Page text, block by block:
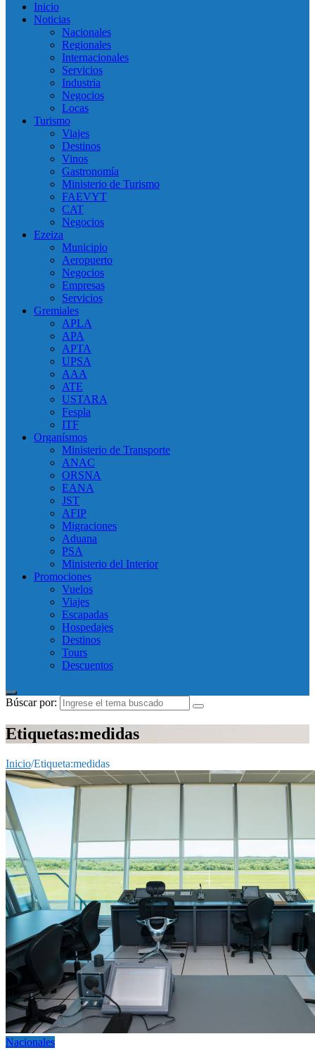
Inicio
Noticias
Nacionales
Regionales
Internacionales
Servicios
Industria
Negocios
Locas
Turismo
Viajes
Destinos
Vinos
Gastronomía
Ministerio de Turismo
FAEVYT
CAT
Negocios
Ezeiza
Municipio
Aeropuerto
Negocios
Empresas
Servicios
Gremiales
APLA
APA
APTA
UPSA
AAA
ATE
USTARA
Fespla
ITF
Organísmos
Ministerio de Transporte
ANAC
ORSNA
EANA
JST
AFIP
Migraciones
Aduana
PSA
Ministerio del Interior
Promociones
Vuelos
Viajes
Escapadas
Hospedajes
Destinos
Tours
Descuentos
Búscar por:
Etiquetas:medidas
Inicio/Etiqueta:medidas
Nacionales